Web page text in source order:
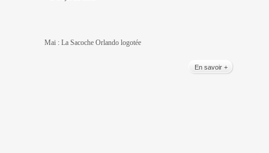
Mai : La Sacoche Orlando logotée
En savoir +